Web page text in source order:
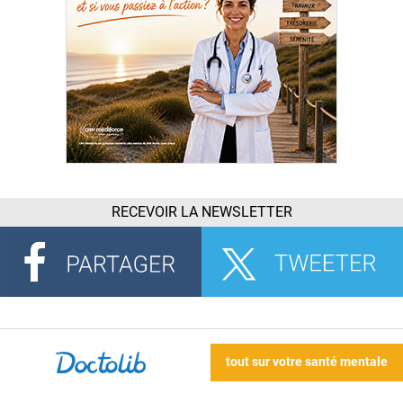
RECEVOIR LA NEWSLETTER
tout sur votre santé mentale